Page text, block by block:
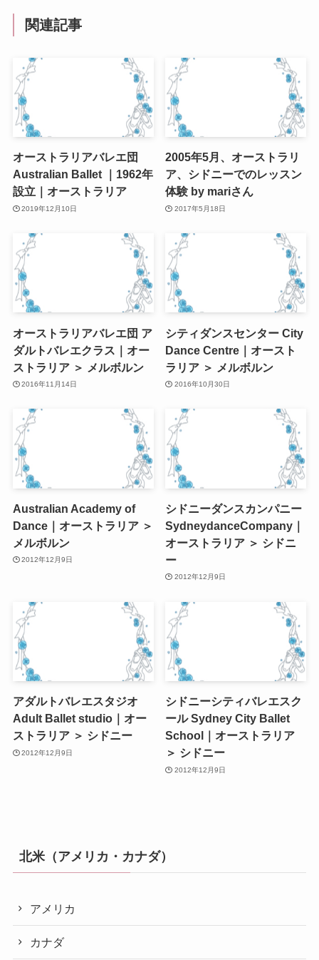
関連記事
オーストラリアバレエ団
Australian Ballet ｜1962年
設立｜オーストラリア
2019年12月10日
2005年5月、オーストラリ
ア、シドニーでのレッスン
体験 by mariさん
2017年5月18日
オーストラリアバレエ団 ア
ダルトバレエクラス｜オー
ストラリア ＞ メルボルン
2016年11月14日
シティダンスセンター City
Dance Centre｜オースト
ラリア ＞ メルボルン
2016年10月30日
Australian Academy of
Dance｜オーストラリア ＞
メルボルン
2012年12月9日
シドニーダンスカンパニー
SydneydanceCompany｜
オーストラリア ＞ シドニ
ー
2012年12月9日
アダルトバレエスタジオ
Adult Ballet studio｜オー
ストラリア ＞ シドニー
2012年12月9日
シドニーシティバレエスク
ール Sydney City Ballet
School｜オーストラリア
＞ シドニー
2012年12月9日
北米（アメリカ・カナダ）
アメリカ
カナダ